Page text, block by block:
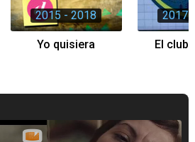
2015 - 2018
Yo quisiera
2017
El club